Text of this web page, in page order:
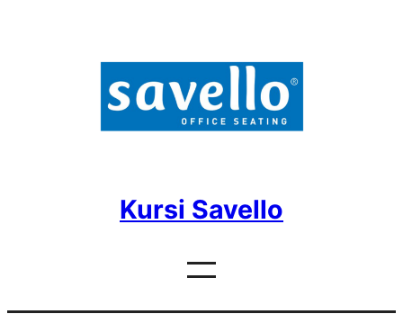
Kursi Savello